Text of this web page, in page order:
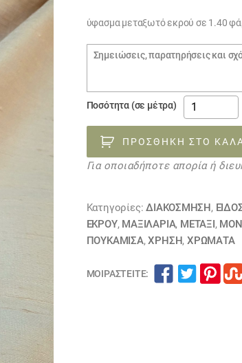
was:
€25.00.
τιμή
είναι:
€18.00.
ύφασμα μεταξωτό εκρού σε 1.40
Σημειώσεις
Ποσότητα (σε μέτρα)
ύφασμα
μεταξωτό
εκρού
21102314
ΠΡΟΣΘΉΚΗ ΣΤΟ
Για οποιαδήποτε απορία ή
Κατηγορίες:ΔΙΑΚΟΣΜΗΣΗ,
ΕΚΡΟΥ, ΜΑΞΙΛΆΡΙΑ, ΜΕΤΑΞΙ,
ΠΟΥΚΑΜΙΣΑ,ΧΡΗΣΗ, ΧΡΏΜΑΤΑ
ΜΟΙΡΑΣΤΕΊΤΕ: